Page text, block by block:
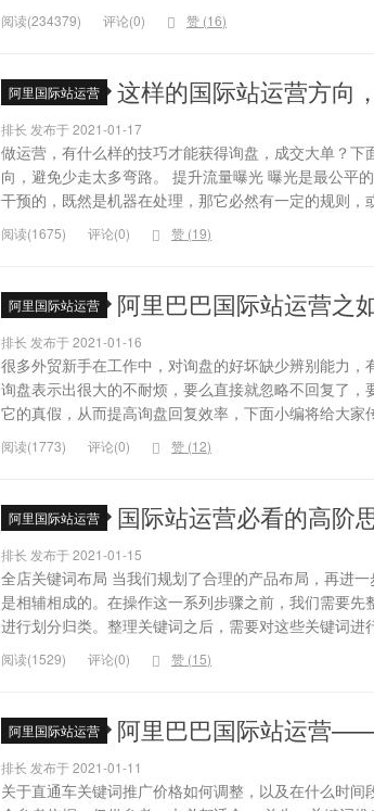
阅读(234379) 评论(0) 赞 (16)
阿里国际站运营 这样的国际站运营方向
排长 发布于 2021-01-17
做运营，有什么样的技巧才能获得询盘，成交大单？
向，避免少走太多弯路。 提升流量曝光 曝光是最公平
干预的，既然是机器在处理，那它必然有一定的规则，
阅读(1675) 评论(0) 赞 (19)
阿里国际站运营 阿里巴巴国际站运营之
排长 发布于 2021-01-16
很多外贸新手在工作中，对询盘的好坏缺少辨别能力
询盘表示出很大的不耐烦，要么直接就忽略不回复了
它的真假，从而提高询盘回复效率，下面小编将给大家
阅读(1773) 评论(0) 赞 (12)
阿里国际站运营 国际站运营必看的高阶
排长 发布于 2021-01-15
全店关键词布局 当我们规划了合理的产品布局，再进
是相辅相成的。在操作这一系列步骤之前，我们需要
进行划分归类。整理关键词之后，需要对这些关键词进
阅读(1529) 评论(0) 赞 (15)
阿里国际站运营 阿里巴巴国际站运营
排长 发布于 2021-01-11
关于直通车关键词推广价格如何调整，以及在什么时